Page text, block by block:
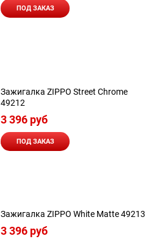
ПОД ЗАКАЗ
Зажигалка ZIPPO Street Chrome
49212
3 396 руб
ПОД ЗАКАЗ
Зажигалка ZIPPO White Matte 49213
3 396 руб